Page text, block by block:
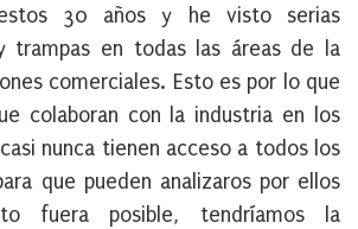
30 años y he visto serias
trampas en todas las áreas de la
comerciales. Esto es por lo que
colaboran con la industria en los
nunca tienen acceso a todos los
que pueden analizaros por ellos
fuera posible, tendríamos la